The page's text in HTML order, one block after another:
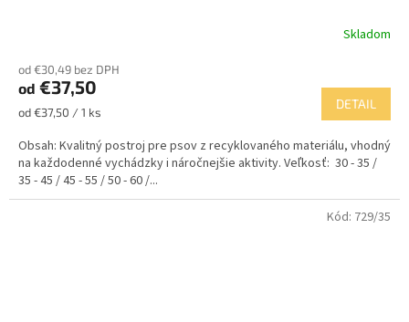
Skladom
od €30,49 bez DPH
od €37,50
Jednotková
od €37,50 / 1 ks
DETAIL
Obsah: Kvalitný postroj pre psov z recyklovaného materiálu, vhodný
na každodenné vychádzky i náročnejšie aktivity. Veľkosť: 30 - 35 /
35 - 45 / 45 - 55 / 50 - 60 /...
Kód: 729/35